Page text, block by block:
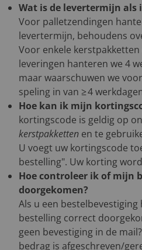
Wat is de levertermijn
Voor palletzendingen
levertermijn, behoudens
Voor enkele
leveringen hanteren we 4
maar waarschuwen we
speling in van ≥ 4
Hoe kan ik mijn
kortingscode is geldig op
kerstpakketten en te
U voegt uw kortingscode
bestelling". Uw korting
Hoe controleer ik of mijn
doorgekomen?
Als u een
bestelling correct
geen bevestiging in de
bedrag is afgeschreven/